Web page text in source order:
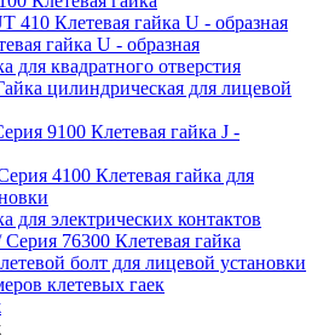
410 Клетевая гайка U - образная
гайка U - образная
для квадратного отверстия
цилиндрическая для лицевой
9100 Клетевая гайка J -
4100 Клетевая гайка для
для электрических контактов
76300 Клетевая гайка
болт для лицевой установки
клетевых гаек